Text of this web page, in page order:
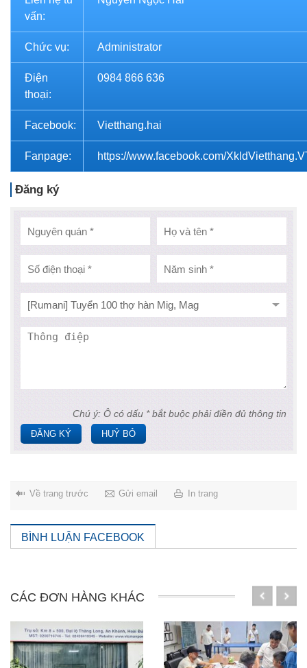
vấn:
Chức vụ: Administrator
Điện
thoại:
0984 866 636
Facebook: Vietthang.hai
Fanpage: https://www.facebook.com/
Đăng ký
Chú ý: Ô có dấu * bắt buộc phải điền đủ thông tin
ĐĂNG KÝ HUỶ BỎ
Về trang trước Gửi email In trang
BÌNH LUẬN FACEBOOK
CÁC ĐƠN HÀNG KHÁC